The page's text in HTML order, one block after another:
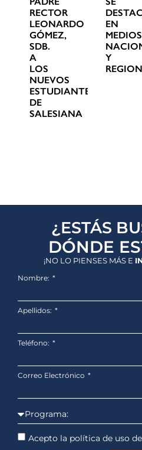
RECTOR
LEONARDO
GÓMEZ,
SDB.
A
LOS
NUEVOS
ESTUDIANTES
DE
SALESIANA
EN
MEDIOS
Y
¿ESTÁS
DÓNDE
¡NO LO PIENSES MÁS E
Nombre:
Apellidos:
Teléfono:
Correo Electrónico
Acepto la política de uso